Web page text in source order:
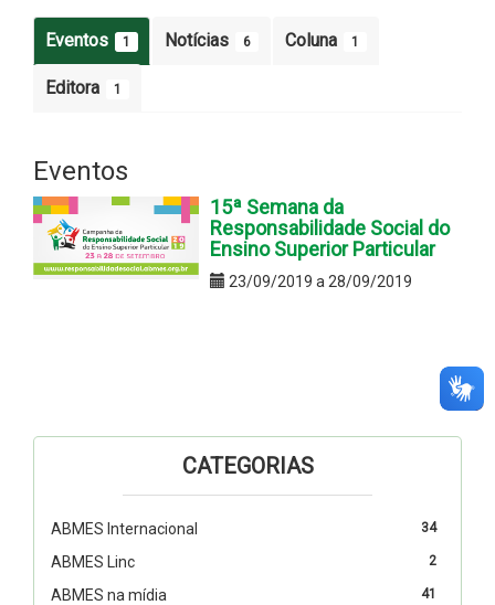
Eventos 1 Notícias 6 Coluna 1
Editora 1
Eventos
15ª Semana da
Responsabilidade Social do
Ensino Superior Particular
23/09/2019 a 28/09/2019
CATEGORIAS
34
ABMES Internacional
2
ABMES Linc
41
ABMES na mídia